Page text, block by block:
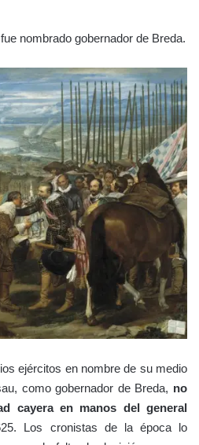
nombrado gobernador de Breda.
ejércitos en nombre de su medio
como gobernador de Breda, no
cayera en manos del general
Los cronistas de la época lo